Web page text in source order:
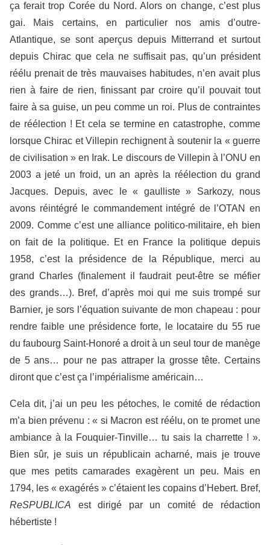
ça ferait trop Corée du Nord. Alors on change, c’est plus
gai. Mais certains, en particulier nos amis d’outre-
Atlantique, se sont aperçus depuis Mitterrand et surtout
depuis Chirac que cela ne suffisait pas, qu’un président
réélu prenait de très mauvaises habitudes, n’en avait plus
rien à faire de rien, finissant par croire qu’il pouvait tout
faire à sa guise, un peu comme un roi. Plus de contraintes
de réélection ! Et cela se termine en catastrophe, comme
lorsque Chirac et Villepin rechignent à soutenir la « guerre
de civilisation » en Irak. Le discours de Villepin à l’ONU en
2003 a jeté un froid, un an après la réélection du grand
Jacques. Depuis, avec le « gaulliste » Sarkozy, nous
avons réintégré le commandement intégré de l’OTAN en
2009. Comme c’est une alliance politico-militaire, eh bien
on fait de la politique. Et en France la politique depuis
1958, c’est la présidence de la République, merci au
grand Charles (finalement il faudrait peut-être se méfier
des grands…). Bref, d’après moi qui me suis trompé sur
Barnier, je sors l’équation suivante de mon chapeau : pour
rendre faible une présidence forte, le locataire du 55 rue
du faubourg Saint-Honoré a droit à un seul tour de manège
de 5 ans… pour ne pas attraper la grosse tête. Certains
diront que c’est ça l’impérialisme américain…
Cela dit, j’ai un peu les pétoches, le comité de rédaction
m’a bien prévenu : « si Macron est réélu, on te promet une
ambiance à la Fouquier-Tinville… tu sais la charrette ! ».
Bien sûr, je suis un républicain acharné, mais je trouve
que mes petits camarades exagèrent un peu. Mais en
1794, les « exagérés » c’étaient les copains d’Hebert. Bref,
ReSPUBLICA est dirigé par un comité de rédaction
hébertiste !